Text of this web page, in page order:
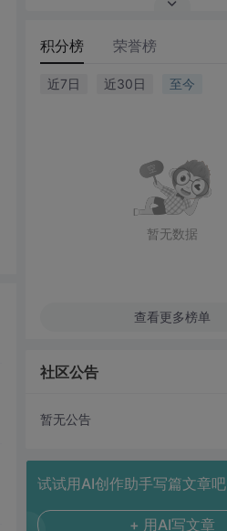
积分榜 荣誉榜
近7日 近30日 至今
暂无数据
查看更多榜单
社区公告
暂无公告
试试用AI创作助手写篇文章吧
+ 用AI写文章